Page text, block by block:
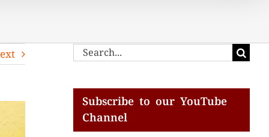
Search
Subscribe to our YouTube
Channel